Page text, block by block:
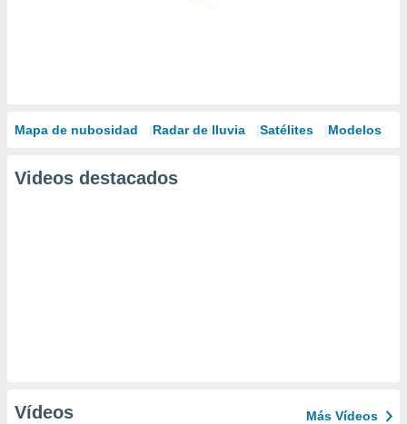
Mapa de nubosidad Radar de lluvia Satélites Modelos
Videos destacados
Vídeos Más Vídeos